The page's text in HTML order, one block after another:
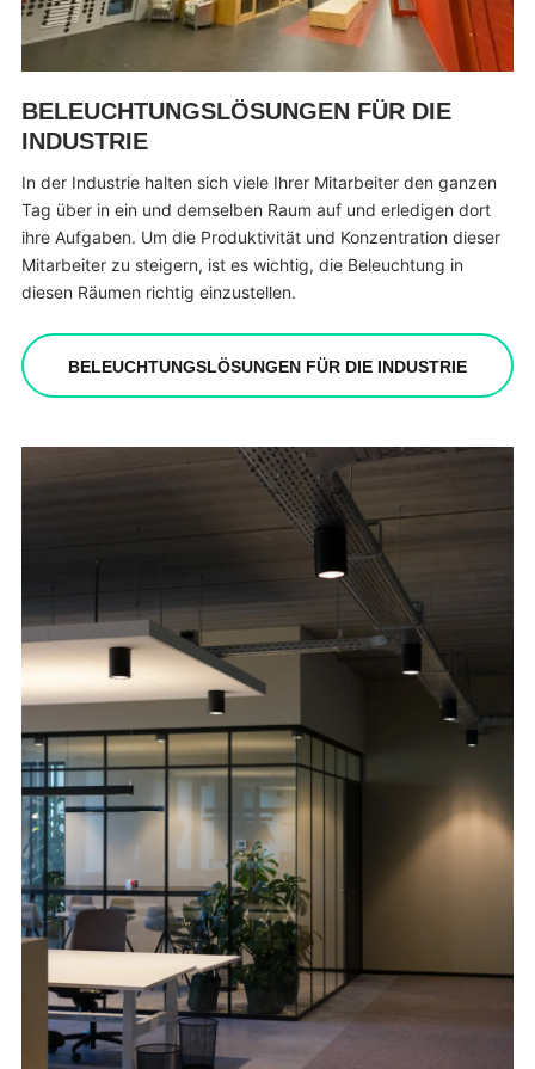
BELEUCHTUNGSLÖSUNGEN FÜR DIE
INDUSTRIE
In der Industrie halten sich viele Ihrer Mitarbeiter den ganzen
Tag über in ein und demselben Raum auf und erledigen dort
ihre Aufgaben. Um die Produktivität und Konzentration dieser
Mitarbeiter zu steigern, ist es wichtig, die Beleuchtung in
diesen Räumen richtig einzustellen.
BELEUCHTUNGSLÖSUNGEN FÜR DIE INDUSTRIE